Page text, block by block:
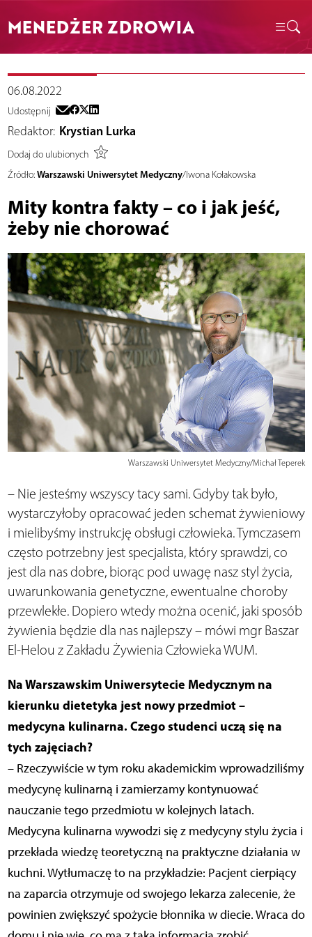
MENEDŻER ZDROWIA
06.08.2022
Udostępnij
Redaktor: Krystian Lurka
Dodaj do ulubionych
Źródło: Warszawski Uniwersytet Medyczny/Iwona Kołakowska
Mity kontra fakty – co i jak jeść,
żeby nie chorować
Warszawski Uniwersytet Medyczny/Michał Teperek
– Nie jesteśmy wszyscy tacy sami. Gdyby tak było,
wystarczyłoby opracować jeden schemat żywieniowy
i mielibyśmy instrukcję obsługi człowieka. Tymczasem
często potrzebny jest specjalista, który sprawdzi, co
jest dla nas dobre, biorąc pod uwagę nasz styl życia,
uwarunkowania genetyczne, ewentualne choroby
przewlekłe. Dopiero wtedy można ocenić, jaki sposób
żywienia będzie dla nas najlepszy – mówi mgr Baszar
El-Helou z Zakładu Żywienia Człowieka WUM.
Na Warszawskim Uniwersytecie Medycznym na
kierunku dietetyka jest nowy przedmiot –
medycyna kulinarna. Czego studenci uczą się na
tych zajęciach?
– Rzeczywiście w tym roku akademickim wprowadziliśmy
medycynę kulinarną i zamierzamy kontynuować
nauczanie tego przedmiotu w kolejnych latach.
Medycyna kulinarna wywodzi się z medycyny stylu życia i
przekłada wiedzę teoretyczną na praktyczne działania w
kuchni. Wytłumaczę to na przykładzie: Pacjent cierpiący
na zaparcia otrzymuje od swojego lekarza zalecenie, że
powinien zwiększyć spożycie błonnika w diecie. Wraca do